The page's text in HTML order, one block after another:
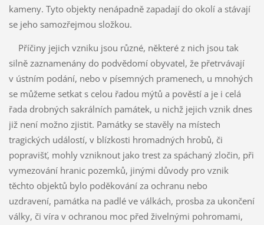
kameny. Tyto objekty nenápadně zapadají do okolí a stávají
se jeho samozřejmou složkou.
Příčiny jejich vzniku jsou různé, některé z nich jsou tak
silně zaznamenány do podvědomí obyvatel, že přetrvávají
v ústním podání, nebo v písemných pramenech, u mnohých
se můžeme setkat s celou řadou mýtů a pověstí a je i celá
řada drobných sakrálních památek, u nichž jejich vznik dnes
již není možno zjistit. Památky se stavěly na místech
tragických událostí, v blízkosti hromadných hrobů, či
popravišť, mohly vzniknout jako trest za spáchaný zločin, při
vymezování hranic pozemků, jinými důvody pro vznik
těchto objektů bylo poděkování za ochranu nebo
uzdravení, památka na padlé ve válkách, prosba za ukončení
války, či víra v ochranou moc před živelnými pohromami,